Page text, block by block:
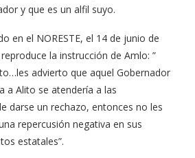
y que es un alfil suyo.
en el NORESTE, el 14 de junio de
la instrucción de Amlo: ”
advierto que aquel Gobernador
a Alito se atendería a las
darse un rechazo, entonces no les
repercusión negativa en sus
estatales”.